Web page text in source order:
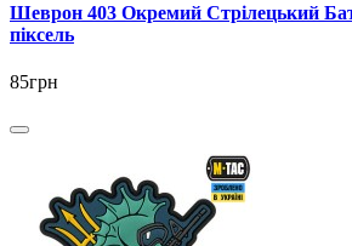
Шеврон 403 Окремий Стрілецький
піксель
85грн